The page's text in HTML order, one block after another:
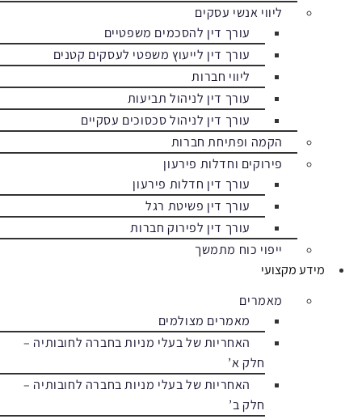
ליווי אנשי עסקים
עורך דין להסכמים משפטיים
עורך דין לייעוץ משפטי לעסקים קטנים
ליווי חברות
עורך דין לניהול תביעות
עורך דין לניהול סכסוכים עסקיים
הקמה ופתיחת חברות
פירוקים וחדלות פירעון
עורך דין חדלות פירעון
עורך דין פשיטת רגל
עורך דין לפירוק חברות
ייפוי כוח מתמשך
מידע מקצועי
מאמרים
מאמרים מצולמים
האחריות של בעלי מניות בחברה לחובותיה –
חלק א’
האחריות של בעלי מניות בחברה לחובותיה –
חלק ב’